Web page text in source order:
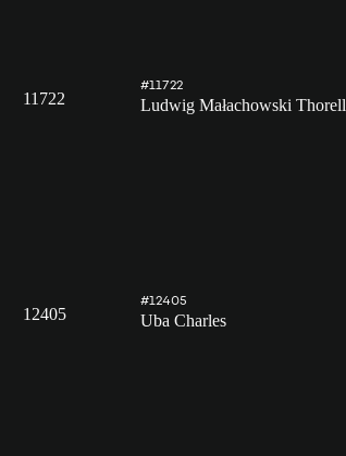
11722
#11722
Ludwig Małachowski Thorell
12405
#12405
Uba Charles